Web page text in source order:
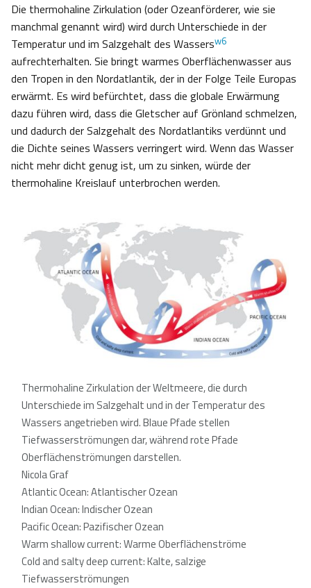
Die thermohaline Zirkulation (oder Ozeanförderer, wie sie
manchmal genannt wird) wird durch Unterschiede in der
Temperatur und im Salzgehalt des Wassersw6
aufrechterhalten. Sie bringt warmes Oberflächenwasser aus
den Tropen in den Nordatlantik, der in der Folge Teile Europas
erwärmt. Es wird befürchtet, dass die globale Erwärmung
dazu führen wird, dass die Gletscher auf Grönland schmelzen,
und dadurch der Salzgehalt des Nordatlantiks verdünnt und
die Dichte seines Wassers verringert wird. Wenn das Wasser
nicht mehr dicht genug ist, um zu sinken, würde der
thermohaline Kreislauf unterbrochen werden.
Thermohaline Zirkulation der Weltmeere, die durch
Unterschiede im Salzgehalt und in der Temperatur des
Wassers angetrieben wird. Blaue Pfade stellen
Tiefwasserströmungen dar, während rote Pfade
Oberflächenströmungen darstellen.
Nicola Graf
Atlantic Ocean: Atlantischer Ozean
Indian Ocean: Indischer Ozean
Pacific Ocean: Pazifischer Ozean
Warm shallow current: Warme Oberflächenströme
Cold and salty deep current: Kalte, salzige
Tiefwasserströmungen